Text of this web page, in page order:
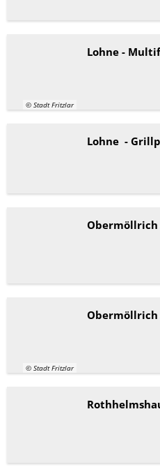
© Stadt Fritzlar
Lohne -
Lohne -
© Stadt Fritzlar